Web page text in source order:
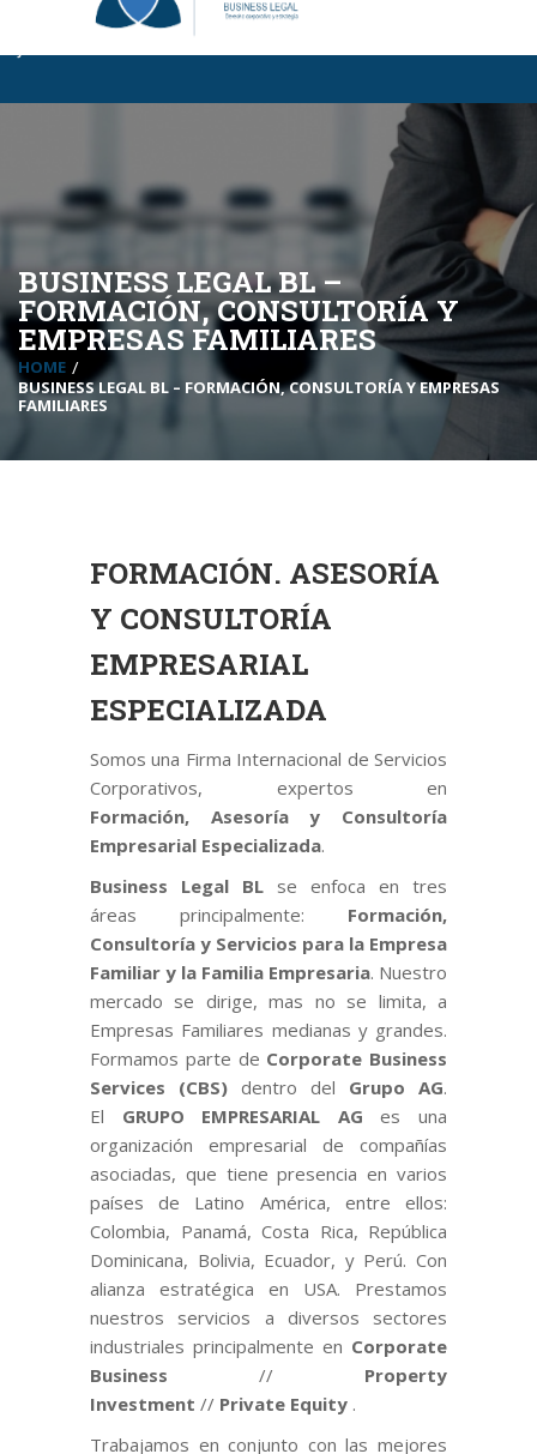
Business Legal BL| Certificaciones BL|
BUSINESS LEGAL BL –
FORMACIÓN, CONSULTORÍA Y
EMPRESAS FAMILIARES
HOME
BUSINESS LEGAL BL – FORMACIÓN, CONSULTORÍA Y EMPRESAS
FAMILIARES
FORMACIÓN. ASESORÍA
Y CONSULTORÍA
EMPRESARIAL
ESPECIALIZADA
Somos una Firma Internacional de Servicios
Corporativos, expertos en
Formación, Asesoría y Consultoría
Empresarial Especializada.
Business Legal BL se enfoca en tres
áreas principalmente: Formación,
Consultoría y Servicios para la Empresa
Familiar y la Familia Empresaria. Nuestro
mercado se dirige, mas no se limita, a
Empresas Familiares medianas y grandes.
Formamos parte de Corporate Business
Services (CBS) dentro del Grupo AG.
El GRUPO EMPRESARIAL AG es una
organización empresarial de compañías
asociadas, que tiene presencia en varios
países de Latino América, entre ellos:
Colombia, Panamá, Costa Rica, República
Dominicana, Bolivia, Ecuador, y Perú. Con
alianza estratégica en USA. Prestamos
nuestros servicios a diversos sectores
industriales principalmente en Corporate
Business // Property
Investment // Private Equity .
Trabajamos en conjunto con las mejores